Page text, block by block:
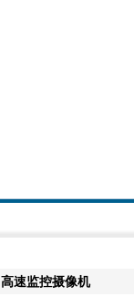
高速监控摄像机